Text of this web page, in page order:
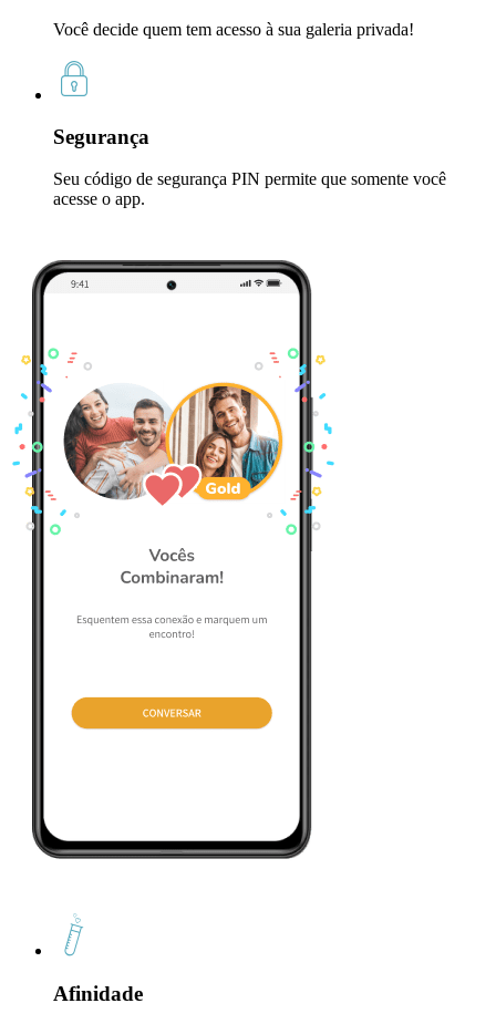
Você decide quem tem acesso à sua galeria privada!
Segurança
Seu código de segurança PIN permite que somente você
acesse o app.
Afinidade